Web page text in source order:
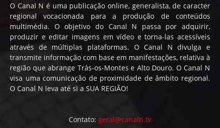
O Canal N é uma publicação online, generalista, de caracter
regional vocacionada para a produção de conteúdos
multimédia. O objetivo do Canal N passa por adquirir,
produzir e editar imagens em vídeo e torna-las acessíveis
através de múltiplas plataformas. O Canal N divulga e
transmite informação com base em manifestações, relativa à
região que abrange Trás-os-Montes e Alto Douro. O Canal N
visa uma comunicação de proximidade de âmbito regional.
O Canal N leva até si a SUA REGIÃO!
Contato: geral@canaln.tv